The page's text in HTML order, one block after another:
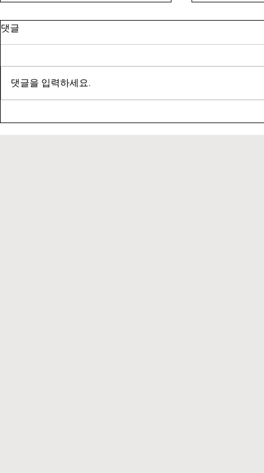
댓글
댓글을 입력하세요.